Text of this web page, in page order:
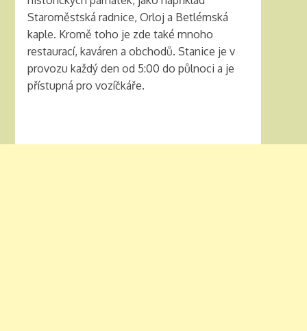
Staroměstská radnice, Orloj a Betlémská
kaple. Kromě toho je zde také mnoho
restaurací, kaváren a obchodů. Stanice je v
provozu každý den od 5:00 do půlnoci a je
přístupná pro vozíčkáře.